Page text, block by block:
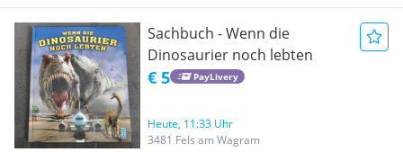
Sachbuch - Wenn die
Dinosaurier noch lebten
€ 5 PayLivery
Heute, 11:33 Uhr
3481 Fels am Wagram